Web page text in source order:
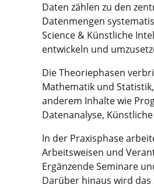
Daten zählen zu den
Datenmengen
Science & Künstliche
entwickeln und
Die Theoriephasen
Mathematik und
anderem Inhalte wie
Datenanalyse,
In der Praxisphase
Arbeitsweisen und
Ergänzende Seminare
Darüber hinaus wird